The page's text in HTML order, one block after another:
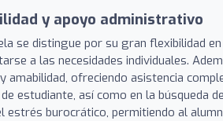
y apoyo administrativo
se distingue por su gran flexibilidad
a las necesidades individuales.
amabilidad, ofreciendo asistencia
estudiante, así como en la búsqueda
estrés burocrático, permitiendo al